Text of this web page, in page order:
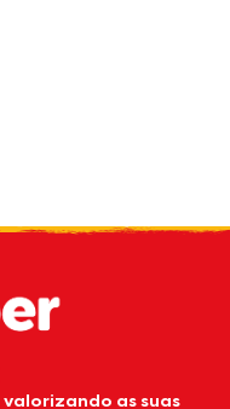
valorizando as suas